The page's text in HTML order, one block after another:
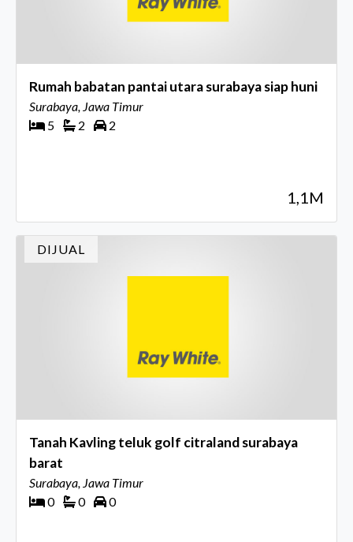
Rumah babatan pantai utara surabaya siap huni
Surabaya, Jawa Timur
5
2 2
1,1M
DIJUAL
Tanah Kavling teluk golf citraland surabaya
barat
Surabaya, Jawa Timur
0
0 0